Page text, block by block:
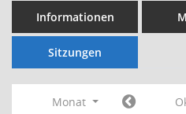
Informationen
Sitzungen
Monat